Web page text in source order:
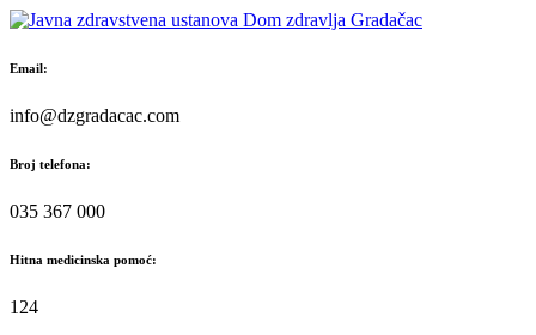
Skip
content
Email:
info@dzgradacac.com
Broj telefona:
035 367 000
Hitna medicinska pomoć:
124